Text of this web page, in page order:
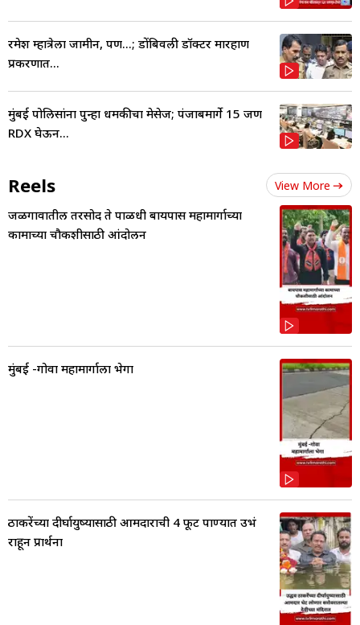
रमेश म्हात्रेला जामीन, पण...; डोंबिवली डॉक्टर मारहाण
प्रकरणात...
मुंबई पोलिसांना पुन्हा धमकीचा मेसेज; पंजाबमार्गे 15 जण
RDX घेऊन...
Reels View More
जळगावातील तरसोद ते पाळधी बायपास महामार्गाच्या
कामाच्या चौकशीसाठी आंदोलन
मुंबई -गोवा महामार्गाला भेगा
ठाकरेंच्या दीर्घायुष्यासाठी आमदाराची 4 फूट पाण्यात उभं
राहून प्रार्थना